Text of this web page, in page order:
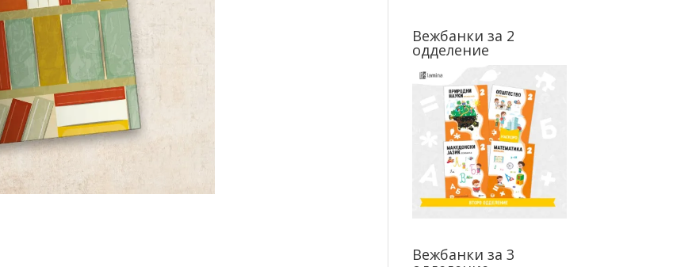
Вежбанки за 2
одделение
Вежбанки за 3